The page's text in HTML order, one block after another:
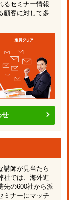
るセミナー情報
顧客に対して多
せ
講師が見当たら
社では、海外進
先の600社から派
ミナーにマッチ